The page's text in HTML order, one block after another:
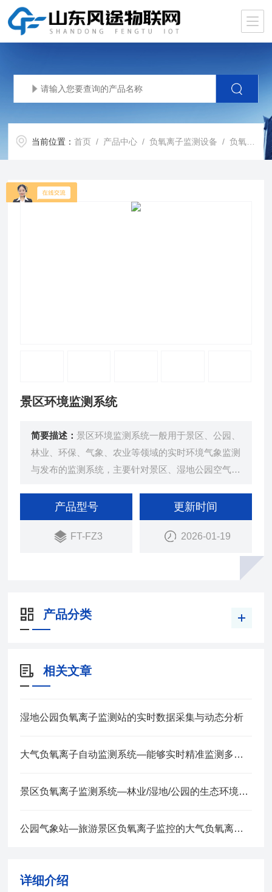
当前位置：首页 / 产品中心 /负氧离子监测设备 /负氧离子监测系统
景区环境监测系统
简要描述：景区环境监测系统一般用于景区、公园、
林业、环保、气象、农业等领域的实时环境气象监测
与发布的监测系统，主要针对景区、湿地公园空气质
小时不间断实时监控记录的自动化监测系统。
产品型号
FT-FZ3
更新时间
2026-01-19
产品分类
相关文章
湿地公园负氧离子监测站的实时数据采集与动态分析
大气负氧离子自动监测系统—能够实时精准监测多项空气指数2025全+境+派+送
景区负氧离子监测系统—林业/湿地/公园的生态环境监测站2024全+境+派+送
公园气象站—旅游景区负氧离子监控的大气负氧离子监测系统2024全+境+派+送
详细介绍